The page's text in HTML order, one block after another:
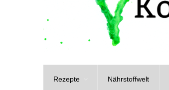
Rezepte Nährstoffwelt